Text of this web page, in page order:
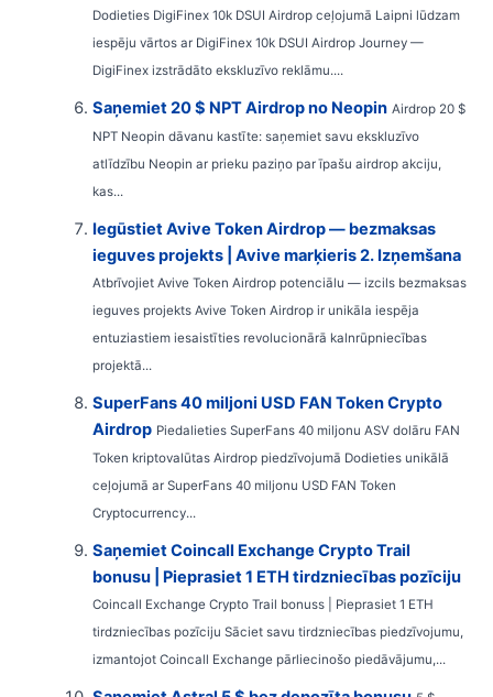
Dodieties DigiFinex 10k DSUI Airdrop ceļojumā Laipni lūdzam
iespēju vārtos ar DigiFinex 10k DSUI Airdrop Journey —
DigiFinex izstrādāto ekskluzīvo reklāmu....
Saņemiet 20 $ NPT Airdrop no Neopin Airdrop 20 $
NPT Neopin dāvanu kastīte: saņemiet savu ekskluzīvo
atlīdzību Neopin ar prieku paziņo par īpašu airdrop akciju,
kas...
Iegūstiet Avive Token Airdrop — bezmaksas
ieguves projekts | Avive marķieris 2. Izņemšana
Atbrīvojiet Avive Token Airdrop potenciālu — izcils bezmaksas
ieguves projekts Avive Token Airdrop ir unikāla iespēja
entuziastiem iesaistīties revolucionārā kalnrūpniecības
projektā...
SuperFans 40 miljoni USD FAN Token Crypto
Airdrop Piedalieties SuperFans 40 miljonu ASV dolāru FAN
Token kriptovalūtas Airdrop piedzīvojumā Dodieties unikālā
ceļojumā ar SuperFans 40 miljonu USD FAN Token
Cryptocurrency...
Saņemiet Coincall Exchange Crypto Trail
bonusu | Pieprasiet 1 ETH tirdzniecības pozīciju
Coincall Exchange Crypto Trail bonuss | Pieprasiet 1 ETH
tirdzniecības pozīciju Sāciet savu tirdzniecības piedzīvojumu,
izmantojot Coincall Exchange pārliecinošo piedāvājumu,...